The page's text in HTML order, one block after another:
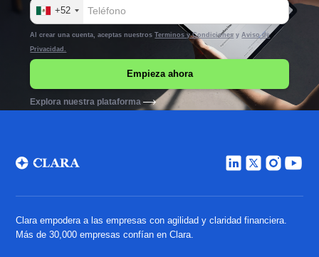
+52
Al crear una cuenta, aceptas nuestrosTerminos y CondicionesyAviso de
Privacidad.
Explora nuestra plataforma
Clara empodera a las empresas con agilidad y claridad financiera.
Más de 30,000 empresas confían en Clara.